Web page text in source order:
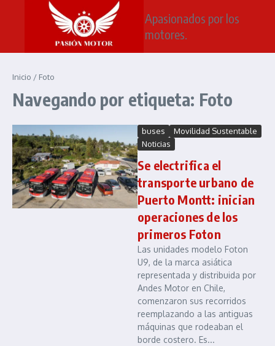
Saltar al contenido
Apasionados por los
motores.
Inicio / Foto
Navegando por etiqueta: Foto
buses
Movilidad Sustentable
Noticias
Se electrifica el
transporte urbano de
Puerto Montt: inician
operaciones de los
primeros Foton
Las unidades modelo Foton
U9, de la marca asiática
representada y distribuida por
Andes Motor en Chile,
comenzaron sus recorridos
reemplazando a las antiguas
máquinas que rodeaban el
borde costero. Es...